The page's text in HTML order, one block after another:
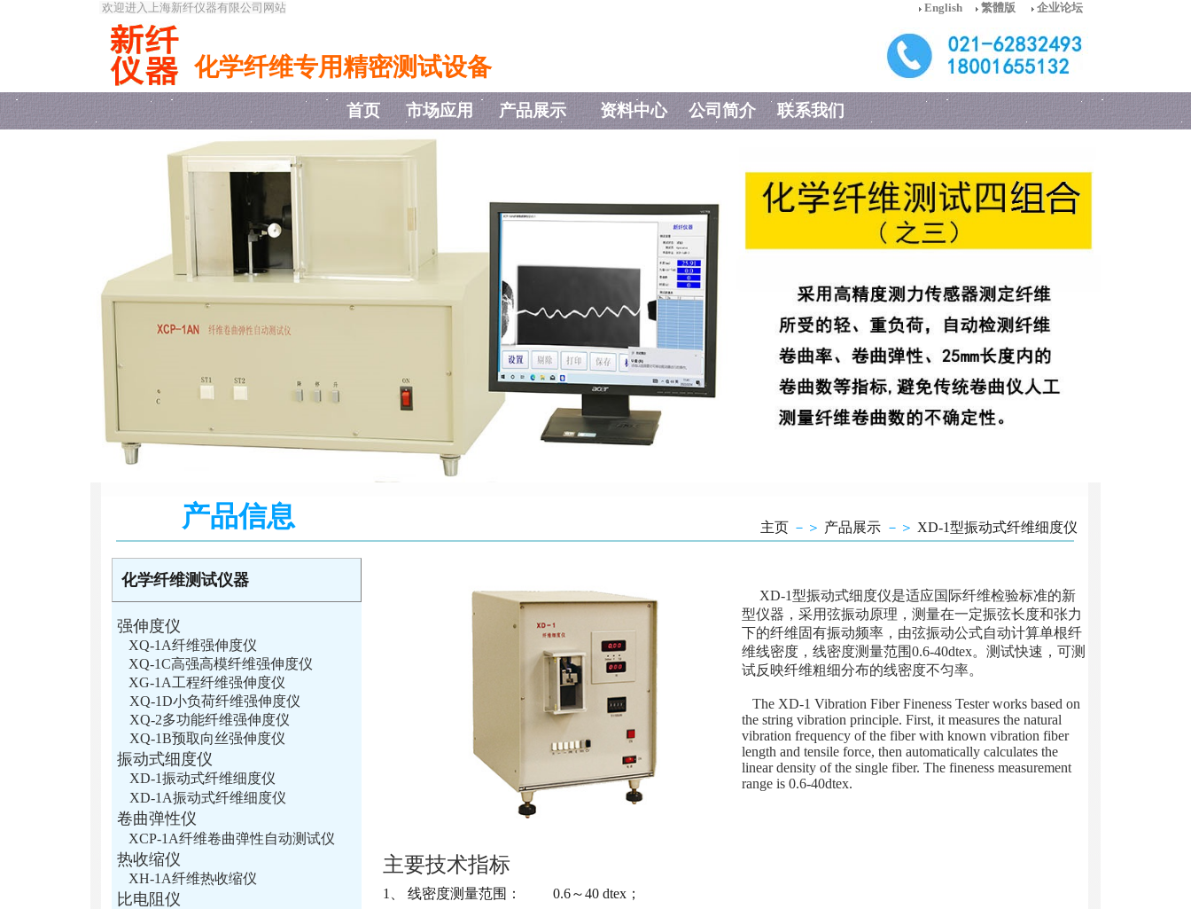
欢迎进入上海新纤仪器有限公司网站 English 繁體版 企业论坛
化学纤维专用精密测试设备
首页 市场应用 产品展示 资料中心 公司简介 联系我们
产品信息 主页 －＞ 产品展示 －＞ XD-1型振动式纤维细度仪
化学纤维测试仪器
XD-1型振动式细度仪是适应国际纤维检验标准的新
型仪器，采用弦振动原理，测量在一定振弦长度和张力
下的纤维固有振动频率，由弦振动公式自动计算单根纤
维线密度，线密度测量范围0.6-40dtex。测试快速，可测
试反映纤维粗细分布的线密度不匀率。
The XD-1 Vibration Fiber Fineness Tester works based on
the string vibration principle. First, it measures the natural
vibration frequency of the fiber with known vibration fiber
length and tensile force, then automatically calculates the
linear density of the single fiber. The fineness measurement
range is 0.6-40dtex.
主要技术指标
1、 线密度测量范围： 0.6～40 dtex；
强伸度仪
XQ-1A纤维强伸度仪
XQ-1C高强高模纤维强伸度仪
XG-1A工程纤维强伸度仪
XQ-1D小负荷纤维强伸度仪
XQ-2多功能纤维强伸度仪
XQ-1B预取向丝强伸度仪
振动式细度仪
XD-1振动式纤维细度仪
XD-1A振动式纤维细度仪
卷曲弹性仪
XCP-1A纤维卷曲弹性自动测试仪
热收缩仪
XH-1A纤维热收缩仪
比电阻仪